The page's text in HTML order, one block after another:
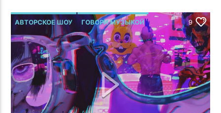
АВТОРСКОЕ ШОУ ГОВОРИ МУЗЫКОЙ
Р.МЕЛЬМОНТ
9